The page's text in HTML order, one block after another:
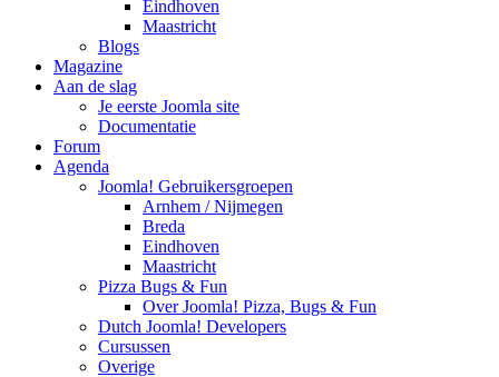
Eindhoven
Maastricht
Blogs
Magazine
Aan de slag
Je eerste Joomla site
Documentatie
Forum
Agenda
Joomla! Gebruikersgroepen
Arnhem / Nijmegen
Breda
Eindhoven
Maastricht
Pizza Bugs & Fun
Over Joomla! Pizza, Bugs & Fun
Dutch Joomla! Developers
Cursussen
Overige